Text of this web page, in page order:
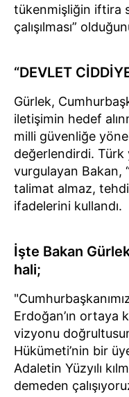
tükenmişliğin iftira
çalışılması”
“DEVLET
Gürlek,
iletişimin hedef
milli güvenliğe
değerlendirdi. Türk
vurgulayan Bakan,
talimat almaz,
ifadelerini kullandı.
İşte Bakan
hali;
Erdoğan’ın ortaya
vizyonu
Hükümeti’nin bir
Adaletin Yüzyılı
demeden